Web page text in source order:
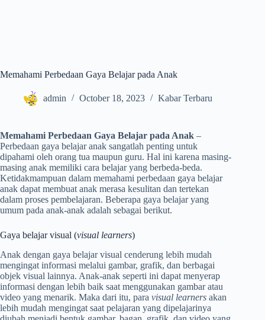
Memahami Perbedaan Gaya Belajar pada Anak
admin October 18, 2023 Kabar Terbaru
Memahami Perbedaan Gaya Belajar pada Anak –
Perbedaan gaya belajar anak sangatlah penting untuk
dipahami oleh orang tua maupun guru. Hal ini karena masing-
masing anak memiliki cara belajar yang berbeda-beda.
Ketidakmampuan dalam memahami perbedaan gaya belajar
anak dapat membuat anak merasa kesulitan dan tertekan
dalam proses pembelajaran. Beberapa gaya belajar yang
umum pada anak-anak adalah sebagai berikut.
Gaya belajar visual (visual learners)
Anak dengan gaya belajar visual cenderung lebih mudah
mengingat informasi melalui gambar, grafik, dan berbagai
objek visual lainnya. Anak-anak seperti ini dapat menyerap
informasi dengan lebih baik saat menggunakan gambar atau
video yang menarik. Maka dari itu, para visual learners akan
lebih mudah mengingat saat pelajaran yang dipelajarinya